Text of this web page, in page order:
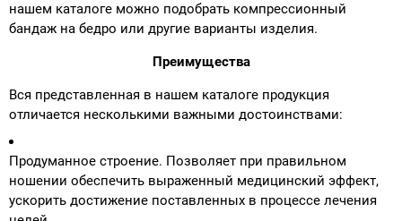
нашем каталоге можно подобрать компрессионный
бандаж на бедро или другие варианты изделия.
Преимущества
Вся представленная в нашем каталоге продукция
отличается несколькими важными достоинствами:
Продуманное строение. Позволяет при правильном
ношении обеспечить выраженный медицинский эффект,
ускорить достижение поставленных в процессе лечения
Индивидуальное изготовление